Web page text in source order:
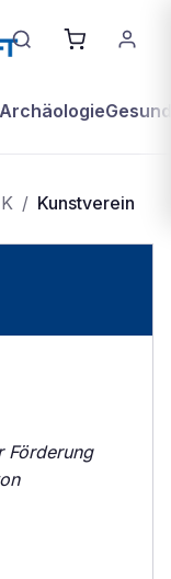
Archäologie
K / Kunstverein
Förderung